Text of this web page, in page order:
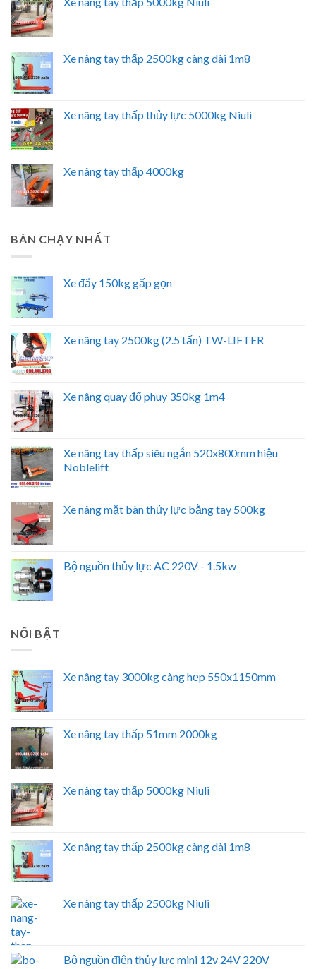
Xe nâng tay thấp 2500kg càng dài 1m8
Xe nâng tay thấp thủy lực 5000kg Niuli
Xe nâng tay thấp 4000kg
BÁN CHẠY NHẤT
Xe đẩy 150kg gấp gọn
Xe nâng tay 2500kg (2.5 tấn) TW-LIFTER
Xe nâng quay đổ phuy 350kg 1m4
Xe nâng tay thấp siêu ngắn 520x800mm hiệu
Noblelift
Xe nâng mặt bàn thủy lực bằng tay 500kg
Bộ nguồn thủy lực AC 220V - 1.5kw
NỔI BẬT
Xe nâng tay 3000kg càng hẹp 550x1150mm
Xe nâng tay thấp 51mm 2000kg
Xe nâng tay thấp 5000kg Niuli
Xe nâng tay thấp 2500kg càng dài 1m8
Xe nâng tay thấp 2500kg Niuli
Bộ nguồn điện thủy lực mini 12v 24V 220V